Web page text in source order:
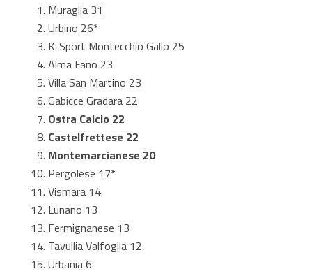
Muraglia 31
Urbino 26*
K-Sport Montecchio Gallo 25
Alma Fano 23
Villa San Martino 23
Gabicce Gradara 22
Ostra Calcio 22
Castelfrettese 22
Montemarcianese 20
Pergolese 17*
Vismara 14
Lunano 13
Fermignanese 13
Tavullia Valfoglia 12
Urbania 6